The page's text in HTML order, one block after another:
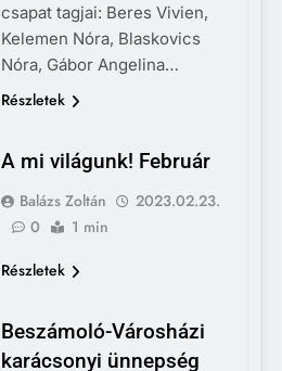
csapat tagjai: Beres Vivien,
Kelemen Nóra, Blaskovics
Nóra, Gábor Angelina…
Részletek
A mi világunk! Február
Balázs Zoltán
2023.02.23.
0
1 min
Részletek
Beszámoló-Városházi
karácsonyi ünnepség